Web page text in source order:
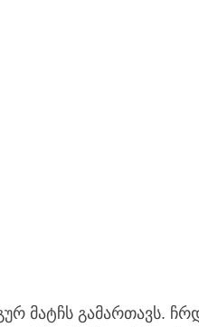
მატჩს გამართავს.